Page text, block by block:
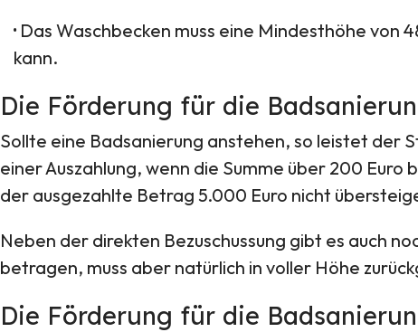
· Das Waschbecken muss eine Mindesthöhe von
kann.
Die Förderung für die
Sollte eine Badsanierung anstehen, so leistet der
einer Auszahlung, wenn die Summe über 200
der ausgezahlte Betrag 5.000 Euro nicht
Neben der direkten Bezuschussung gibt es auch
betragen, muss aber natürlich in voller Höhe
Die Förderung für die